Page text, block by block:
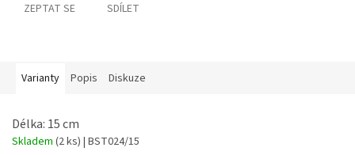
ZEPTAT SE SDÍLET
Varianty Popis Diskuze
Délka: 15 cm
Skladem (2 ks) | BST024/15